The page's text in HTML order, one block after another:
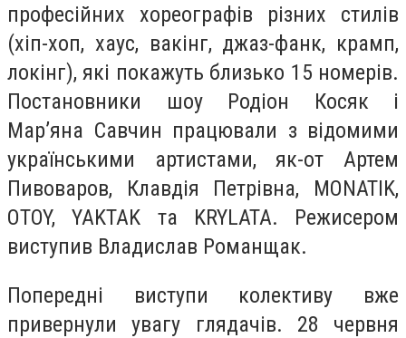
професійних хореографів різних стилів
(хіп-хоп, хаус, вакінг, джаз-фанк, крамп,
локінг), які покажуть близько 15 номерів.
Постановники шоу Родіон Косяк і
Мар’яна Савчин працювали з відомими
українськими артистами, як-от Артем
Пивоваров, Клавдія Петрівна, MONATIK,
OTOY, YAKTAK та KRYLATA. Режисером
виступив Владислав Романщак.
Попередні виступи колективу вже
привернули увагу глядачів. 28 червня